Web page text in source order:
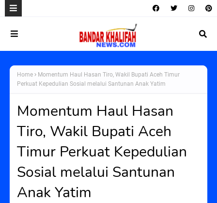
Home
Momentum Haul Hasan Tiro, Wakil Bupati Aceh Timur
Perkuat Kepedulian Sosial melalui Santunan Anak Yatim
Momentum Haul Hasan
Tiro, Wakil Bupati Aceh
Timur Perkuat Kepedulian
Sosial melalui Santunan
Anak Yatim